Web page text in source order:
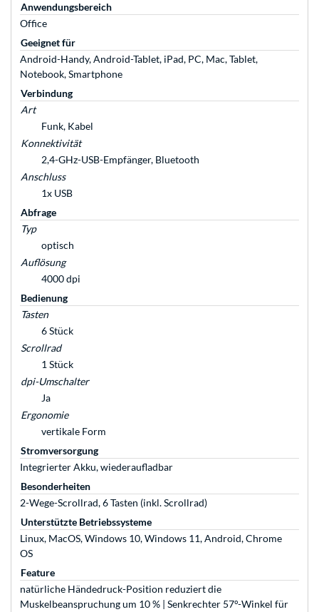
Anwendungsbereich
Office
Geeignet für
Android-Handy, Android-Tablet, iPad, PC, Mac, Tablet,
Notebook, Smartphone
Verbindung
Art
Funk, Kabel
Konnektivität
2,4-GHz-USB-Empfänger, Bluetooth
Anschluss
1x USB
Abfrage
Typ
optisch
Auflösung
4000 dpi
Bedienung
Tasten
6 Stück
Scrollrad
1 Stück
dpi-Umschalter
Ja
Ergonomie
vertikale Form
Stromversorgung
Integrierter Akku, wiederaufladbar
Besonderheiten
2-Wege-Scrollrad, 6 Tasten (inkl. Scrollrad)
Unterstützte Betriebssysteme
Linux, MacOS, Windows 10, Windows 11, Android, Chrome
OS
Feature
natürliche Händedruck-Position reduziert die
Muskelbeanspruchung um 10 % | Senkrechter 57°-Winkel für